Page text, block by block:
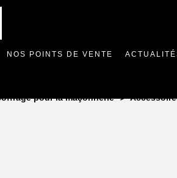
NOS POINTS DE VENTE
pour la maçonnerie >